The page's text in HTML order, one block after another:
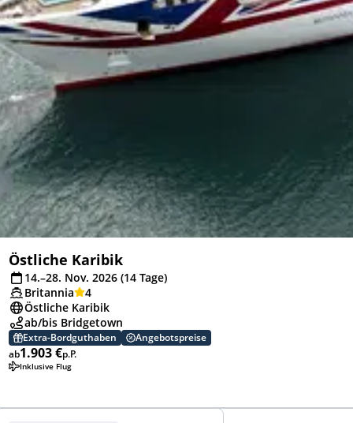
Östliche Karibik
14.–28. Nov. 2026 (14 Tage)
Britannia
4
Östliche Karibik
ab/bis Bridgetown
Extra-Bordguthaben
Angebotspreise
ab1.903 €p.P.
Inklusive Flug